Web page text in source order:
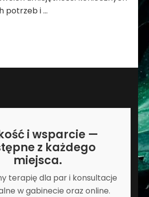
potrzeb i …
i wsparcie —
z każdego
miejsca.
terapię dla par i konsultacje
w gabinecie oraz online.